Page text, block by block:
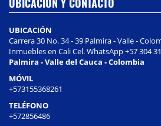
UBICACIÓN
Carrera 30 No. 34 - 39 Palmira - Valle -
Inmuebles en Cali Cel. WhatsApp +57 304
Palmira - Valle del Cauca - Colombia
MÓVIL
+573155368261
TELÉFONO
+572856486